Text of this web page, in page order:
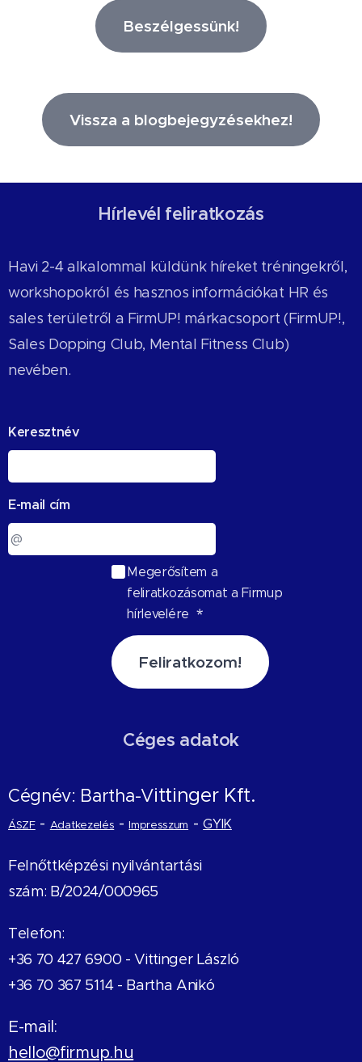
Beszélgessünk!
Vissza a blogbejegyzésekhez!
Hírlevél feliratkozás
Havi 2-4 alkalommal küldünk híreket tréningekről,
workshopokról és hasznos információkat HR és
sales területről a FirmUP! márkacsoport (FirmUP!,
Sales Dopping Club, Mental Fitness Club)
nevében.
Keresztnév
E-mail cím
Megerősítem a
feliratkozásomat a Firmup
hírlevelére
Feliratkozom!
Céges adatok
Cégnév: Bartha-Vittinger Kft.
ÁSZF- Adatkezelés -Impresszum -GYIK
Felnőttképzési nyilvántartási
szám: B/2024/000965
Telefon:
+36 70 427 6900 -Vittinger László
+36 70 367 5114 - Bartha Anikó
E-mail:
hello@firmup.hu